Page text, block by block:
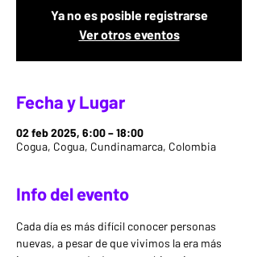
Ya no es posible registrarse
Ver otros eventos
Fecha y Lugar
02 feb 2025, 6:00 – 18:00
Cogua, Cogua, Cundinamarca, Colombia
Info del evento
Cada día es más difícil conocer personas
nuevas, a pesar de que vivimos la era más